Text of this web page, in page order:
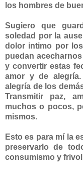
los hombres de
Sugiero que
soledad por la
dolor intimo por
puedan
y convertir estas
amor y de
alegría de los
Transmitir paz,
muchos o pocos,
mismos.
Esto es para mí la
preservarlo de
consumismo y